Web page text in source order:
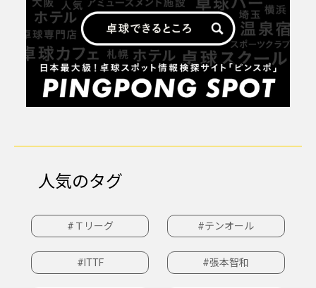
人気のタグ
#Ｔリーグ #テンオール
#ITTF #張本智和